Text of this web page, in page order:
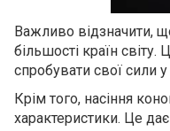
Важливо відзначити,
більшості країн
спробувати свої сили
Крім того, насіння
характеристики. Це